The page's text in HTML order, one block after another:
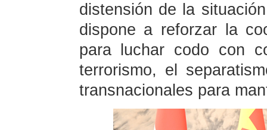
distensión de la
dispone a reforzar la
para luchar codo con
terrorismo, el
transnacionales para